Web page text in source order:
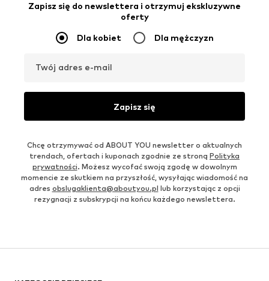
Zapisz się do newslettera i otrzymuj ekskluzywne
oferty
Dla kobiet Dla mężczyzn
Twój adres e-mail
Zapisz się
Chcę otrzymywać od ABOUT YOU newsletter o aktualnych
trendach, ofertach i kuponach zgodnie ze stroną Polityka
prywatności. Możesz wycofać swoją zgodę w dowolnym
momencie ze skutkiem na przyszłość, wysyłając wiadomość na
adres obslugaklienta@aboutyou.pl lub korzystając z opcji
rezygnacji z subskrypcji na końcu każdego newslettera.